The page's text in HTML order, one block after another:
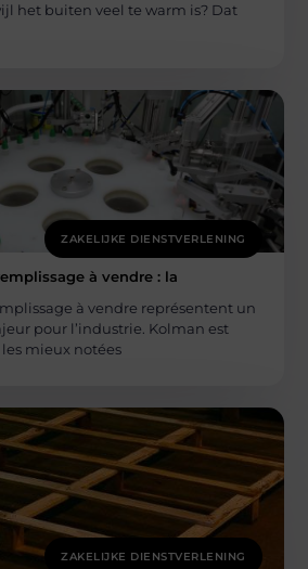
het buiten veel te warm is? Dat
ZAKELIJKE DIENSTVERLENING
à vendre : la
à vendre représentent un
pour l’industrie. Kolman est
mieux notées
ZAKELIJKE DIENSTVERLENING